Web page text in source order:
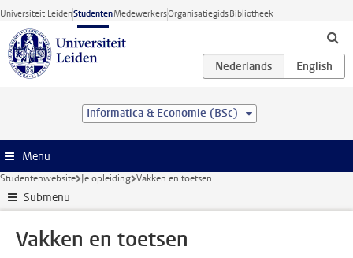
Ga direct naar de inhoud
Universiteit LeidenStudentenMedewerkersOrganisatiegidsBibliotheek
Informatica & Economie (BSc)
Menu
Studentenwebsite Je opleiding Vakken en toetsen
Submenu
Vakken en toetsen